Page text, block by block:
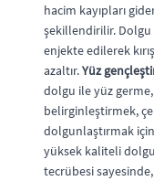
hacim kayıpları
şekillendirilir.
enjekte edilerek
azaltır.Yüz
dolgu ile yüz
belirginleştirmek,
dolgunlaştırmak
yüksek kaliteli
tecrübesi